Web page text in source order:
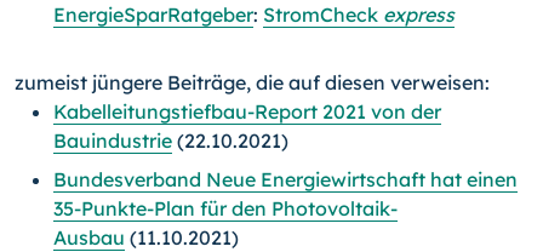
EnergieSparRatgeber: StromCheck express
zumeist jüngere Beiträge, die auf diesen verweisen:
Kabelleitungstiefbau-Report 2021 von der
Bauindustrie (22.10.2021)
Bundesverband Neue Energiewirtschaft hat einen
35-Punkte-Plan für den Photovoltaik-
Ausbau (11.10.2021)